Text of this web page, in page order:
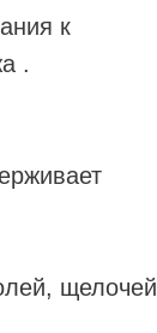
к
.
щелочей